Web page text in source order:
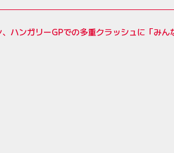
ハンガリーGPでの多重クラッシュに「みん